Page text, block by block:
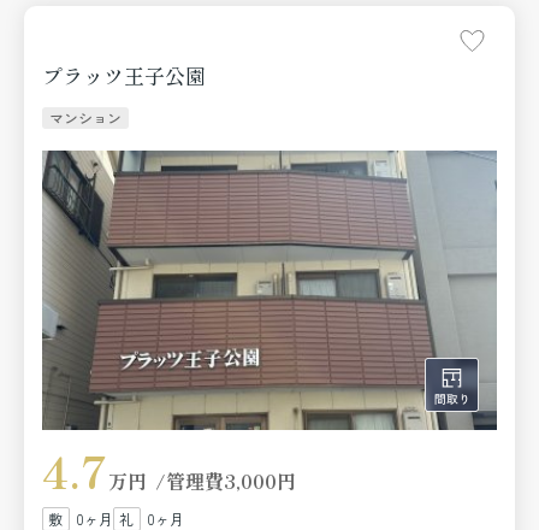
プラッツ王子公園
マンション
4.7万円 管理費3,000円
0ヶ月 0ヶ月